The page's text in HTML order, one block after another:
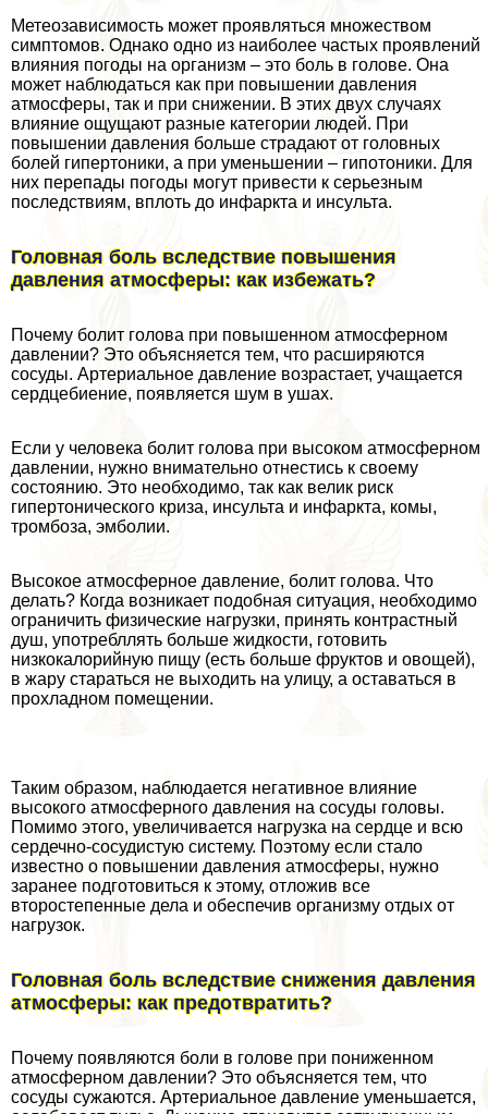
Метеозависимость может проявляться множеством
симптомов. Однако одно из наиболее частых проявлений
влияния погоды на организм – это боль в голове. Она
может наблюдаться как при повышении давления
атмосферы, так и при снижении. В этих двух случаях
влияние ощущают разные категории людей. При
повышении давления больше страдают от головных
болей гипертоники, а при уменьшении – гипотоники. Для
них перепады погоды могут привести к серьезным
последствиям, вплоть до инфаркта и инсульта.
Головная боль вследствие повышения
давления атмосферы: как избежать?
Почему болит голова при повышенном атмосферном
давлении? Это объясняется тем, что расширяются
сосуды. Артериальное давление возрастает, учащается
сердцебиение, появляется шум в ушах.
Если у человека болит голова при высоком атмосферном
давлении, нужно внимательно отнестись к своему
состоянию. Это необходимо, так как велик риск
гипертонического криза, инсульта и инфаркта, комы,
тромбоза, эмболии.
Высокое атмосферное давление, болит голова. Что
делать? Когда возникает подобная ситуация, необходимо
ограничить физические нагрузки, принять контрастный
душ, употрeбллять больше жидкости, готовить
низкокалорийную пищу (есть больше фруктов и овощей),
в жару стараться не выходить на улицу, а оставаться в
прохладном помещении.
Таким образом, наблюдается негативное влияние
высокого атмосферного давления на сосуды головы.
Помимо этого, увеличивается нагрузка на сердце и всю
сердечно-сосудистую систему. Поэтому если стало
известно о повышении давления атмосферы, нужно
заранее подготовиться к этому, отложив все
второстепенные дела и обеспечив организму отдых от
нагрузок.
Головная боль вследствие снижения давления
атмосферы: как предотвратить?
Почему появляются боли в голове при пониженном
атмосферном давлении? Это объясняется тем, что
сосуды сужаются. Артериальное давление уменьшается,